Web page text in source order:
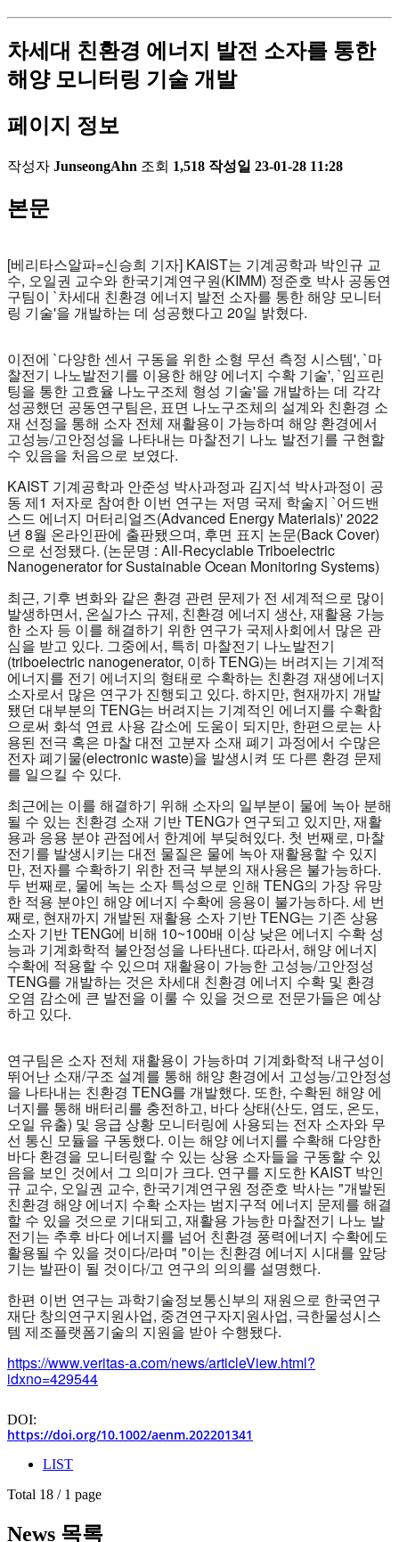
차세대 친환경 에너지 발전 소자를 통한
해양 모니터링 기술 개발
페이지 정보
작성자 JunseongAhn 조회 1,518 작성일 23-01-28 11:28
본문
[베리타스알파=신승희 기자] KAIST는 기계공학과 박인규 교
수, 오일권 교수와 한국기계연구원(KIMM) 정준호 박사 공동연
구팀이 `차세대 친환경 에너지 발전 소자를 통한 해양 모니터
링 기술'을 개발하는 데 성공했다고 20일 밝혔다.
이전에 `다양한 센서 구동을 위한 소형 무선 측정 시스템', `마
찰전기 나노발전기를 이용한 해양 에너지 수확 기술', `임프린
팅을 통한 고효율 나노구조체 형성 기술'을 개발하는 데 각각
성공했던 공동연구팀은, 표면 나노구조체의 설계와 친환경 소
재 선정을 통해 소자 전체 재활용이 가능하며 해양 환경에서
고성능/고안정성을 나타내는 마찰전기 나노 발전기를 구현할
수 있음을 처음으로 보였다.
KAIST 기계공학과 안준성 박사과정과 김지석 박사과정이 공
동 제1 저자로 참여한 이번 연구는 저명 국제 학술지 `어드밴
스드 에너지 머터리얼즈(Advanced Energy Materials)' 2022
년 8월 온라인판에 출판됐으며, 후면 표지 논문(Back Cover)
으로 선정됐다. (논문명 : All-Recyclable Triboelectric
Nanogenerator for Sustainable Ocean Monitoring Systems)
최근, 기후 변화와 같은 환경 관련 문제가 전 세계적으로 많이
발생하면서, 온실가스 규제, 친환경 에너지 생산, 재활용 가능
한 소자 등 이를 해결하기 위한 연구가 국제사회에서 많은 관
심을 받고 있다. 그중에서, 특히 마찰전기 나노발전기
(triboelectric nanogenerator, 이하 TENG)는 버려지는 기계적
에너지를 전기 에너지의 형태로 수확하는 친환경 재생에너지
소자로서 많은 연구가 진행되고 있다. 하지만, 현재까지 개발
됐던 대부분의 TENG는 버려지는 기계적인 에너지를 수확함
으로써 화석 연료 사용 감소에 도움이 되지만, 한편으로는 사
용된 전극 혹은 마찰 대전 고분자 소재 폐기 과정에서 수많은
전자 폐기물(electronic waste)을 발생시켜 또 다른 환경 문제
를 일으킬 수 있다.
최근에는 이를 해결하기 위해 소자의 일부분이 물에 녹아 분해
될 수 있는 친환경 소재 기반 TENG가 연구되고 있지만, 재활
용과 응용 분야 관점에서 한계에 부딪혀있다. 첫 번째로, 마찰
전기를 발생시키는 대전 물질은 물에 녹아 재활용할 수 있지
만, 전자를 수확하기 위한 전극 부분의 재사용은 불가능하다.
두 번째로, 물에 녹는 소자 특성으로 인해 TENG의 가장 유망
한 적용 분야인 해양 에너지 수확에 응용이 불가능하다. 세 번
째로, 현재까지 개발된 재활용 소자 기반 TENG는 기존 상용
소자 기반 TENG에 비해 10~100배 이상 낮은 에너지 수확 성
능과 기계화학적 불안정성을 나타낸다. 따라서, 해양 에너지
수확에 적용할 수 있으며 재활용이 가능한 고성능/고안정성
TENG를 개발하는 것은 차세대 친환경 에너지 수확 및 환경
오염 감소에 큰 발전을 이룰 수 있을 것으로 전문가들은 예상
하고 있다.
연구팀은 소자 전체 재활용이 가능하며 기계화학적 내구성이
뛰어난 소재/구조 설계를 통해 해양 환경에서 고성능/고안정성
을 나타내는 친환경 TENG를 개발했다. 또한, 수확된 해양 에
너지를 통해 배터리를 충전하고, 바다 상태(산도, 염도, 온도,
오일 유출) 및 응급 상황 모니터링에 사용되는 전자 소자와 무
선 통신 모듈을 구동했다. 이는 해양 에너지를 수확해 다양한
바다 환경을 모니터링할 수 있는 상용 소자들을 구동할 수 있
음을 보인 것에서 그 의미가 크다. 연구를 지도한 KAIST 박인
규 교수, 오일권 교수, 한국기계연구원 정준호 박사는 "개발된
친환경 해양 에너지 수확 소자는 범지구적 에너지 문제를 해결
할 수 있을 것으로 기대되고, 재활용 가능한 마찰전기 나노 발
전기는 추후 바다 에너지를 넘어 친환경 풍력에너지 수확에도
활용될 수 있을 것이다/라며 "이는 친환경 에너지 시대를 앞당
기는 발판이 될 것이다/고 연구의 의의를 설명했다.
한편 이번 연구는 과학기술정보통신부의 재원으로 한국연구
재단 창의연구지원사업, 중견연구자지원사업, 극한물성시스
템 제조플랫폼기술의 지원을 받아 수행됐다.
https://www.veritas-a.com/news/articleView.html?
idxno=429544
DOI:
https://doi.org/10.1002/aenm.202201341
LIST
Total 18 /1 page
News 목록